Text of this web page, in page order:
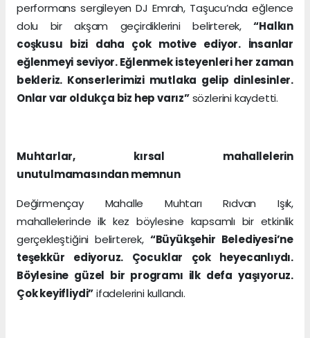
performans sergileyen DJ Emrah, Taşucu’nda eğlence
dolu bir akşam geçirdiklerini belirterek,“Halkın
coşkusu bizi daha çok motive ediyor. İnsanlar
eğlenmeyi seviyor. Eğlenmek isteyenleri her zaman
bekleriz. Konserlerimizi mutlaka gelip dinlesinler.
Onlar var oldukça biz hep varız”sözlerini kaydetti.
Muhtarlar, kırsal mahallelerin
unutulmamasından memnun
Değirmençay Mahalle Muhtarı Rıdvan Işık,
mahallelerinde ilk kez böylesine kapsamlı bir etkinlik
gerçekleştiğini belirterek, “Büyükşehir Belediyesi’ne
teşekkür ediyoruz. Çocuklar çok heyecanlıydı.
Böylesine güzel bir programı ilk defa yaşıyoruz.
Çok keyifliydi”ifadelerini kullandı.